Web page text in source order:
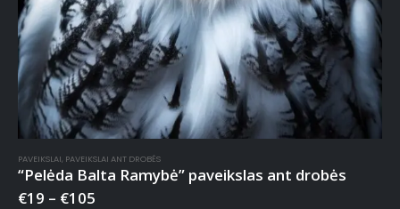
PAVEIKSLAI, PAVEIKSLAI ANT DROBĖS
“Pelėda Balta Ramybė” paveikslas ant drobės
€19 – €105